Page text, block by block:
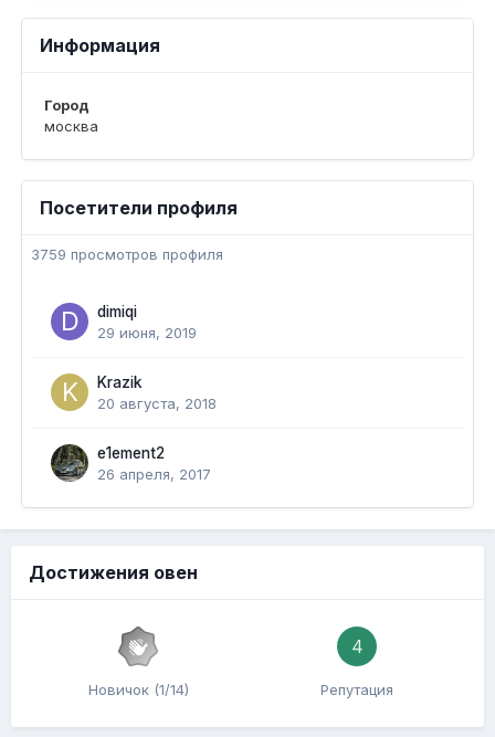
Информация
Город
москва
Посетители профиля
3759 просмотров профиля
dimiqi
29 июня, 2019
Krazik
20 августа, 2018
e1ement2
26 апреля, 2017
Достижения овен
Новичок (1/14)
4
Репутация